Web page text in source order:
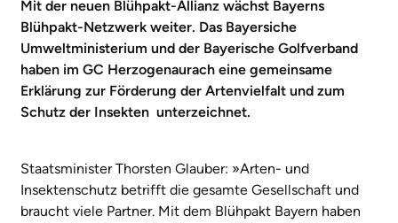
Mit der neuen Blühpakt-Allianz wächst Bayerns
Blühpakt-Netzwerk weiter. Das Bayersiche
Umweltministerium und der Bayerische Golfverband
haben im GC Herzogenaurach eine gemeinsame
Erklärung zur Förderung der Artenvielfalt und zum
Schutz der Insekten unterzeichnet.
Staatsminister Thorsten Glauber: »Arten- und
Insektenschutz betrifft die gesamte Gesellschaft und
braucht viele Partner. Mit dem Blühpakt Bayern haben